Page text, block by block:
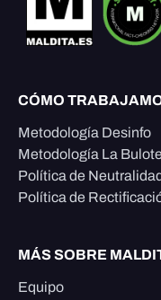
CÓMO
Metodología Desinfo
Metodología La
Política de
Política de
MÁS SOBRE
Equipo